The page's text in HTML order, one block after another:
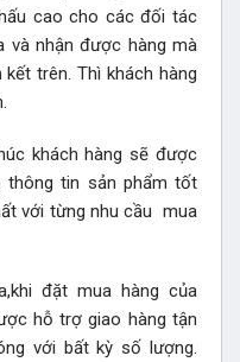
cao cho các đối tác
và nhận được hàng mà
trên. Thì khách hàng
khách hàng sẽ được
thông tin sản phẩm tốt
với từng nhu cầu mua
đặt mua hàng của
hỗ trợ giao hàng tận
với bất kỳ số lượng.